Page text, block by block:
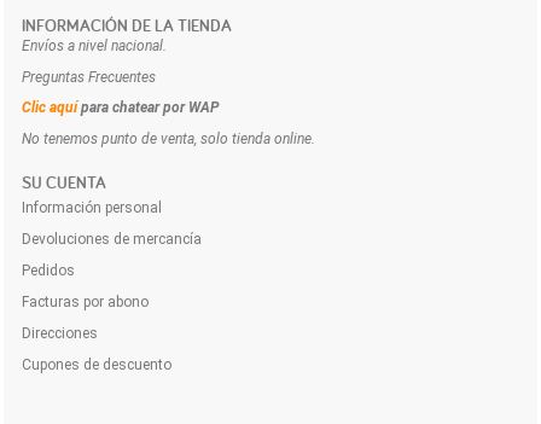
INFORMACIÓN DE LA TIENDA
Envíos a nivel nacional.
Preguntas Frecuentes
Clic aquí para chatear por WAP
No tenemos punto de venta, solo tienda online.
SU CUENTA
Información personal
Devoluciones de mercancía
Pedidos
Facturas por abono
Direcciones
Cupones de descuento